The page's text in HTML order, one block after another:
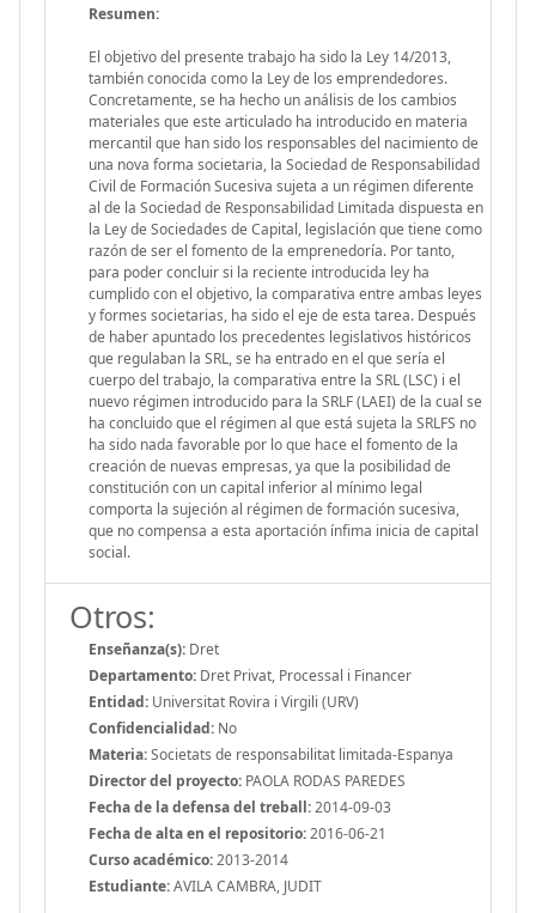
Resumen:
El objetivo del presente trabajo ha sido la Ley 14/2013,
también conocida como la Ley de los emprendedores.
Concretamente, se ha hecho un análisis de los cambios
materiales que este articulado ha introducido en materia
mercantil que han sido los responsables del nacimiento de
una nova forma societaria, la Sociedad de Responsabilidad
Civil de Formación Sucesiva sujeta a un régimen diferente
al de la Sociedad de Responsabilidad Limitada dispuesta en
la Ley de Sociedades de Capital, legislación que tiene como
razón de ser el fomento de la emprenedoría. Por tanto,
para poder concluir si la reciente introducida ley ha
cumplido con el objetivo, la comparativa entre ambas leyes
y formes societarias, ha sido el eje de esta tarea. Después
de haber apuntado los precedentes legislativos históricos
que regulaban la SRL, se ha entrado en el que sería el
cuerpo del trabajo, la comparativa entre la SRL (LSC) i el
nuevo régimen introducido para la SRLF (LAEI) de la cual se
ha concluido que el régimen al que está sujeta la SRLFS no
ha sido nada favorable por lo que hace el fomento de la
creación de nuevas empresas, ya que la posibilidad de
constitución con un capital inferior al mínimo legal
comporta la sujeción al régimen de formación sucesiva,
que no compensa a esta aportación ínfima inicia de capital
social.
Otros:
Enseñanza(s): Dret
Departamento: Dret Privat, Processal i Financer
Entidad: Universitat Rovira i Virgili (URV)
Confidencialidad: No
Materia:Societats de responsabilitat limitada-Espanya
Director del proyecto: PAOLA RODAS PAREDES
Fecha de la defensa del treball:2014-09-03
Fecha de alta en el repositorio:2016-06-21
Curso académico:2013-2014
Estudiante:AVILA CAMBRA, JUDIT